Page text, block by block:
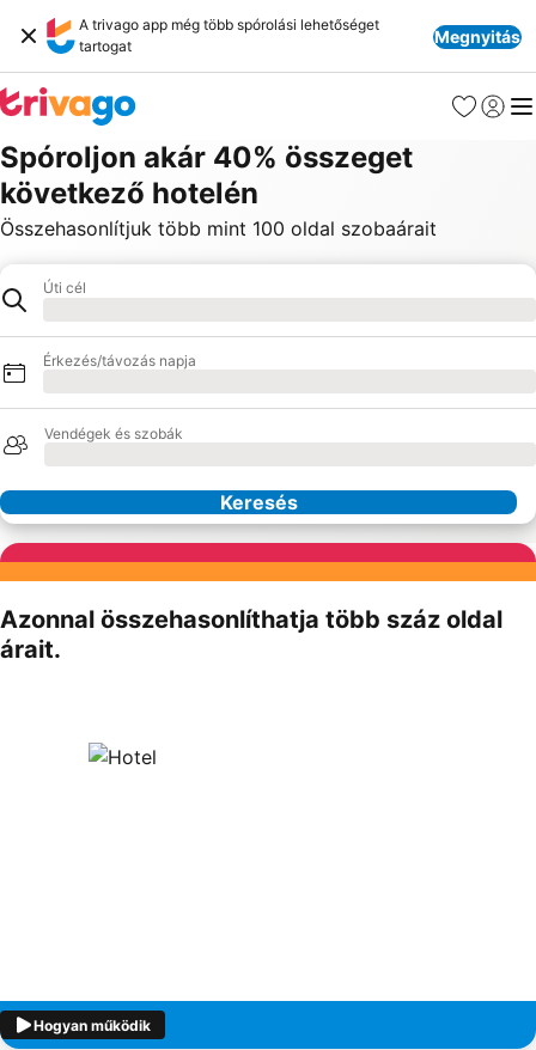
A trivago app még több spórolási lehetőséget
tartogat
Megnyitás
Kedvencek
Spóroljon akár 40% összeget
következő hotelén
Összehasonlítjuk több mint 100 oldal szobaárait
Hotel
Úti cél
Érkezés/távozás napja
Vendégek és szobák
Keresés
Partnereink
Azonnal összehasonlíthatja több száz oldal
árait.
Hogyan működik